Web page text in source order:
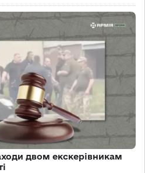
двом екскерівникам